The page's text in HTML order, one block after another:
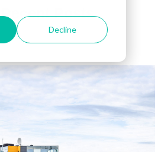
Decline
Recent Posts